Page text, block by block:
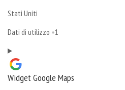
Luogo
trattamento:
Stati Uniti
Dati
trattati:
Dati di utilizzo +1
Widget Google Maps